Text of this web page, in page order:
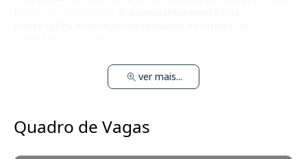
ver mais...
Quadro de Vagas